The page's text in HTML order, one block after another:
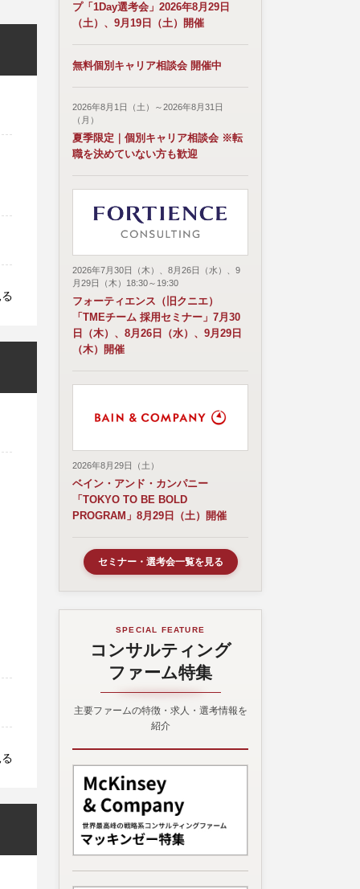
プ「1Day選考会」2026年8月29日
（土）、9月19日（土）開催
無料個別キャリア相談会 開催中
2026年8月1日（土）～2026年8月31日
（月）
夏季限定｜個別キャリア相談会 ※転
職を決めていない方も歓迎
2026年7月30日（木）、8月26日（水）、9
月29日（木）18:30～19:30
フォーティエンス（旧クニエ）
「TMEチーム 採用セミナー」7月30
日（木）、8月26日（水）、9月29日
（木）開催
2026年8月29日（土）
ベイン・アンド・カンパニー
「TOKYO TO BE BOLD
PROGRAM」8月29日（土）開催
セミナー・選考会一覧を見る
SPECIAL FEATURE
コンサルティング
ファーム特集
主要ファームの特徴・求人・選考情報を
紹介